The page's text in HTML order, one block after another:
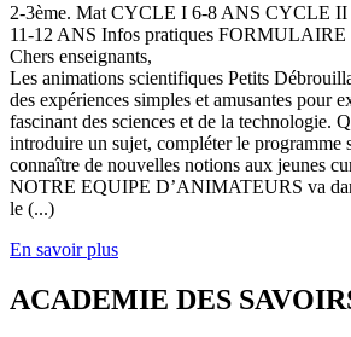
2-3ème. Mat CYCLE I 6-8 ANS CYCLE
11-12 ANS Infos pratiques
Chers enseignants,
Les animations scientifiques Petits
des expériences simples et amusantes pour
fascinant des sciences et de la technologie.
introduire un sujet, compléter le programme
connaître de nouvelles notions aux jeunes
NOTRE EQUIPE D’ANIMATEURS va
le (...)
En savoir plus
ACADEMIE DES